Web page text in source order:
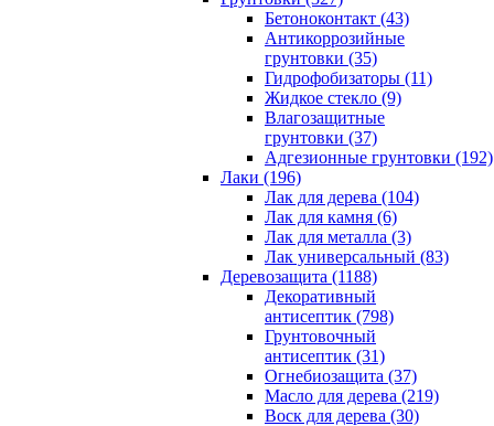
Бетоноконтакт (43)
Антикоррозийные
грунтовки (35)
Гидрофобизаторы (11)
Жидкое стекло (9)
Влагозащитные
грунтовки (37)
Адгезионные грунтовки (192)
Лаки (196)
Лак для дерева (104)
Лак для камня (6)
Лак для металла (3)
Лак универсальный (83)
Деревозащита (1188)
Декоративный
антисептик (798)
Грунтовочный
антисептик (31)
Огнебиозащита (37)
Масло для дерева (219)
Воск для дерева (30)